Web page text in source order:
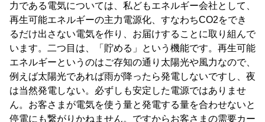
力である電気については、私どもエネルギー会社として、
再生可能エネルギーの主力電源化、すなわちCO2をでき
るだけ出さない電気を作り、お届けすることに取り組んで
います。二つ目は、「貯める」という機能です。再生可能
エネルギーというのはご存知の通り太陽光や風力なので、
例えば太陽光であれば雨が降ったら発電しないですし、夜
は当然発電しない。必ずしも安定した電源ではありませ
ん。お客さまが電気を使う量と発電する量を合わせないと
停電にも繋がりかねません。ですからお客さまの需要カー